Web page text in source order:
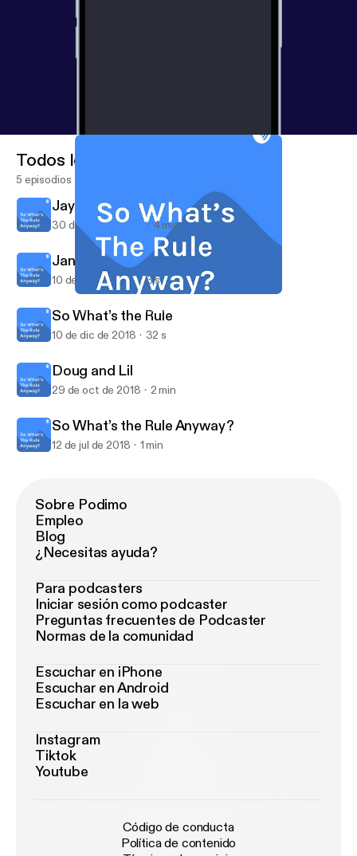
So What’s The Rule Anyway?
Todos los episodios
5 episodios
Jaycee W
30 de oct de 2023 4 min
Jan jenson
10 de dic de 2018 3 s
So What’s the Rule
10 de dic de 2018 32 s
Doug and Lil
29 de oct de 2018 2 min
So What’s the Rule Anyway?
12 de jul de 2018 1 min
Sobre Podimo
Empleo
Blog
¿Necesitas ayuda?
Para podcasters
Iniciar sesión como podcaster
Preguntas frecuentes de Podcaster
Normas de la comunidad
Escuchar en iPhone
Escuchar en Android
Escuchar en la web
Instagram
Tiktok
Youtube
Código de conducta
Política de contenido